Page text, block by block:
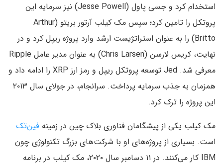
استخدام کرد و جسی پاول (Jesse Powell) نیز سرمایه این
پروتکل را تامین کرد؛ سپس مک کیلب آرتور بریتو (Arthur
Britto) را به عنوان استراتژیست ارشد وارد پروژه ریپل کرد و در
معرفی شد. Jed توسعه پروتکل ریپل و رمز ارز XRP را ادامه داد و
همزمان به جذب سرمایه پرداخت. سرانجام، در جولای سال ۲۰۱۳
این پروژه را ترک کرد.
مک کیلب یکی از پیشگامان فناوری بلاک چین در زمینه فین‌تک
است. بسیاری از پروژه‌های او با شرکت‌های بزرگ تکنولوژی چون
IBM کار می‌کنند. در ۱۱ دسامبر سال ۲۰۲۰، مک کیلب در برنامه